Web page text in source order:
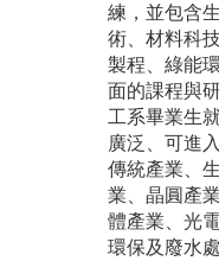
練，並包含
術、材料科
製程、綠能
面的課程與
工系畢業生
廣泛、可進
傳統產業、
業、晶圓產
體產業、光電
環保及廢水